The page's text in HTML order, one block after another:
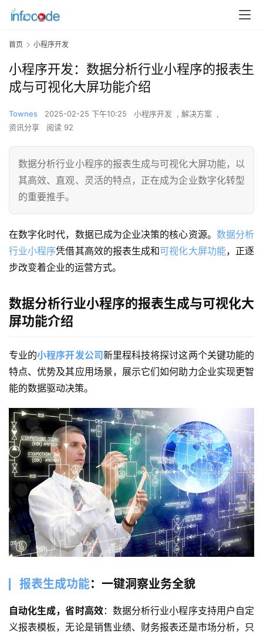
首页 小程序开发
小程序开发：数据分析行业小程序的报表生
成与可视化大屏功能介绍
Townes 2025-02-25 下午10:25 小程序开发 , 解决方案 ,
资讯分享
阅读 92
数据分析行业小程序的报表生成与可视化大屏功能，以
其高效、直观、灵活的特点，正在成为企业数字化转型
的重要推手。
在数字化时代，数据已成为企业决策的核心资源。 数据分析
行业小程序凭借其高效的报表生成和可视化大屏功能，正逐
步改变着企业的运营方式。
数据分析行业小程序的报表生成与可视化大
屏功能介绍
专业的小程序开发公司新里程科技将探讨这两个关键功能的
特点、优势及其应用场景，展示它们如何助力企业实现更智
能的数据驱动决策。
报表生成功能：一键洞察业务全貌
自动化生成，省时高效：数据分析行业小程序支持用户自定
义报表模板，无论是销售业绩、财务报表还是市场分析，只